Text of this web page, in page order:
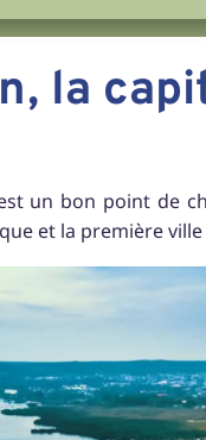
la
un bon point de
et la première